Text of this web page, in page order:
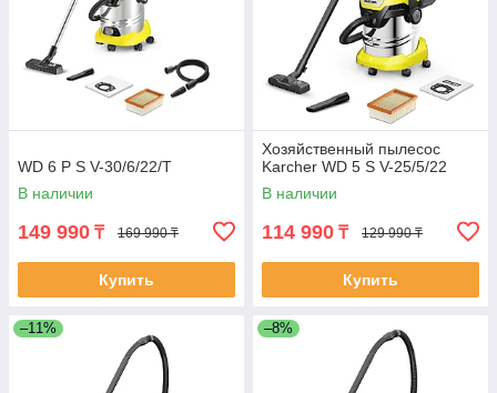
WD 6 P S V-30/6/22/T
В наличии
149 990 ₸ 169 990 ₸
Купить
Хозяйственный пылесос
Karcher WD 5 S V-25/5/22
В наличии
114 990 ₸ 129 990 ₸
Купить
–11% –8%